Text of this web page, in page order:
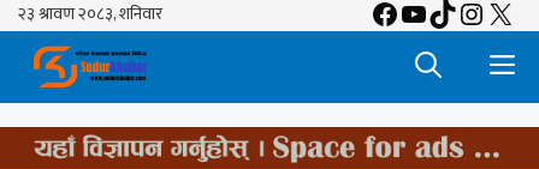
Skip
content
Facebook
YouTube
TikTok
X